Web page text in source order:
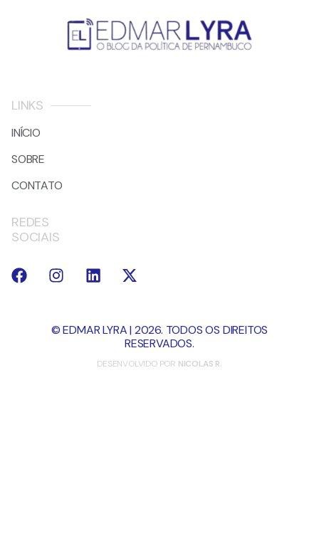
LINKS
INÍCIO
SOBRE
CONTATO
REDES
SOCIAIS
© EDMAR LYRA | 2026. TODOS OS DIREITOS
RESERVADOS.
DESENVOLVIDO POR NICOLAS R.